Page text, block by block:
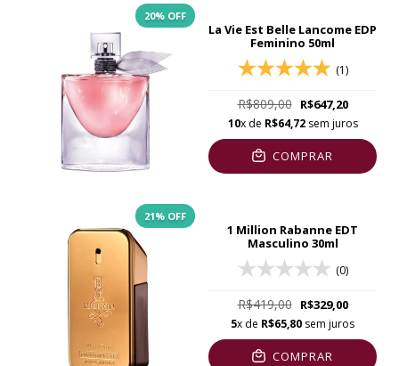
20% OFF
La Vie Est Belle Lancome EDP
Feminino 50ml
(1)
R$809,00 R$647,20
10x de R$64,72sem juros
COMPRAR
21% OFF
1 Million Rabanne EDT
Masculino 30ml
(0)
R$419,00 R$329,00
5x de R$65,80 sem juros
COMPRAR